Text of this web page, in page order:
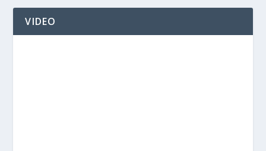
VIDEO